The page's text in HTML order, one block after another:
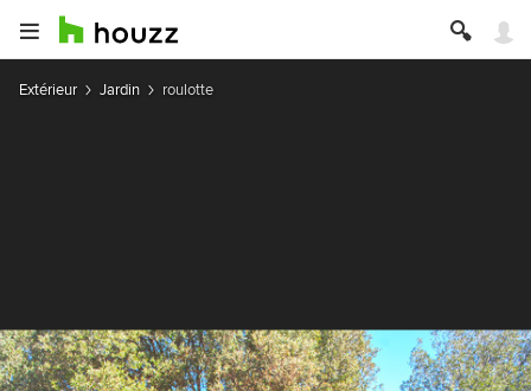
Extérieur Jardin roulotte